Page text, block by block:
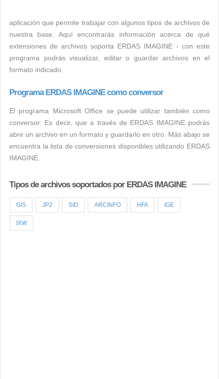
aplicación que permite trabajar con algunos tipos de archivos de
nuestra base. Aquí encontrarás información acerca de qué
extensiones de archivos soporta ERDAS IMAGINE - con este
programa podrás visualizar, editar o guardar archivos en el
formato indicado.
Programa ERDAS IMAGINE como conversor
El programa Microsoft Office se puede utilizar también como
conversor. Es decir, que a través de ERDAS IMAGINE podrás
abrir un archivo en un formato y guardarlo en otro. Más abajo se
encuentra la lista de conversiones disponibles utilizando ERDAS
IMAGINE.
Tipos de archivos soportados por ERDAS IMAGINE
GIS JP2 SID ARCINFO HFA IGE
IXW